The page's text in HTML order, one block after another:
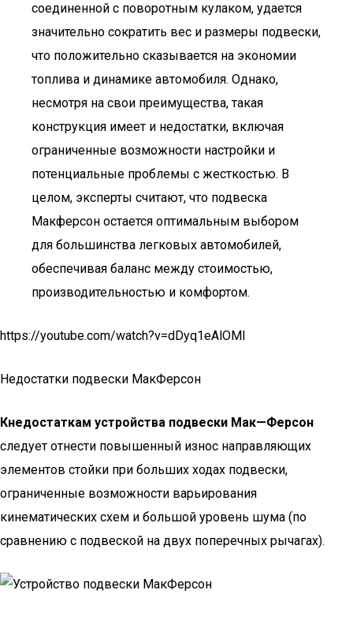
соединенной с поворотным кулаком, удается
значительно сократить вес и размеры подвески,
что положительно сказывается на экономии
топлива и динамике автомобиля. Однако,
несмотря на свои преимущества, такая
конструкция имеет и недостатки, включая
ограниченные возможности настройки и
потенциальные проблемы с жесткостью. В
целом, эксперты считают, что подвеска
Макферсон остается оптимальным выбором
для большинства легковых автомобилей,
обеспечивая баланс между стоимостью,
производительностью и комфортом.
https://youtube.com/watch?v=dDyq1eAlOMI
Недостатки подвески МакФерсон
Кнедостаткам устройства подвески Мак—Ферсон
следует отнести повышенный износ направляющих
элементов стойки при больших ходах подвески,
ограниченные возможности варьирования
кинематических схем и большой уровень шума (по
сравнению с подвеской на двух поперечных рычагах).